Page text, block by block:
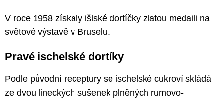
V roce 1958 získaly išlské dortíčky zlatou medaili na
světové výstavě v Bruselu.
Pravé ischelské dortíky
Podle původní receptury se ischelské cukroví skládá
ze dvou lineckých sušenek plněných rumovo-